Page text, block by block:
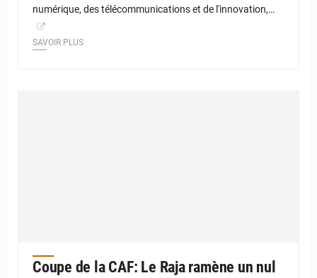
numérique, des télécommunications et de l'innovation,…
SAVOIR PLUS
Coupe de la CAF: Le Raja ramène un nul